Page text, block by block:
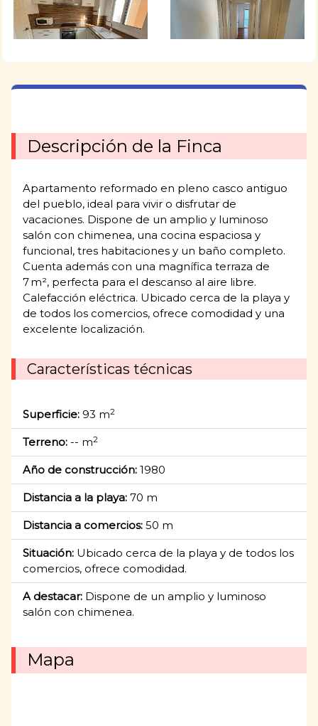
Descripción de la Finca
Apartamento reformado en pleno casco antiguo
del pueblo, ideal para vivir o disfrutar de
vacaciones. Dispone de un amplio y luminoso
salón con chimenea, una cocina espaciosa y
funcional, tres habitaciones y un baño completo.
Cuenta además con una magnífica terraza de
7 m², perfecta para el descanso al aire libre.
Calefacción eléctrica. Ubicado cerca de la playa y
de todos los comercios, ofrece comodidad y una
excelente localización.
Características técnicas
Superficie: 93 m2
Terreno: -- m2
Año de construcción: 1980
Distancia a la playa: 70 m
Distancia a comercios: 50 m
Situación: Ubicado cerca de la playa y de todos los
comercios, ofrece comodidad.
A destacar: Dispone de un amplio y luminoso
salón con chimenea.
Mapa